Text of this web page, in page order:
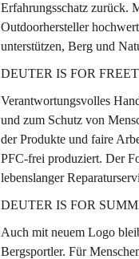
Erfahrungsschatz zurück.
Outdoorhersteller
unterstützen, Berg und
DEUTER IS FOR
Verantwortungsvolles
und zum Schutz von
der Produkte und faire
PFC-frei produziert. Der
lebenslanger
DEUTER IS FOR
Auch mit neuem Logo
Bergsportler. Für